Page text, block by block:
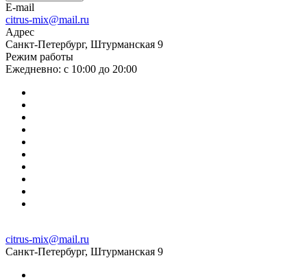
E-mail
citrus-mix@mail.ru
Адрес
Санкт-Петербург, Штурманская 9
Режим работы
Ежедневно: с 10:00 до 20:00
citrus-mix@mail.ru
Санкт-Петербург, Штурманская 9